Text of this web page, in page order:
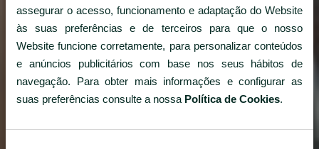
assegurar o acesso, funcionamento e adaptação do Website
às suas preferências e de terceiros para que o nosso
Website funcione corretamente, para personalizar conteúdos
e anúncios publicitários com base nos seus hábitos de
navegação. Para obter mais informações e configurar as
suas preferências consulte a nossa Política de Cookies.